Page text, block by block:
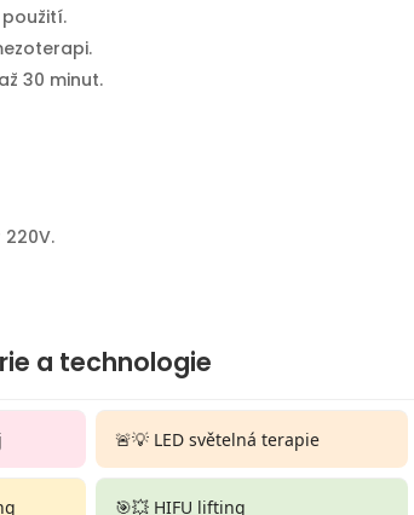
30 minut.
a technologie
🚨💡 LED světelná terapie
🎯💥 HIFU lifting